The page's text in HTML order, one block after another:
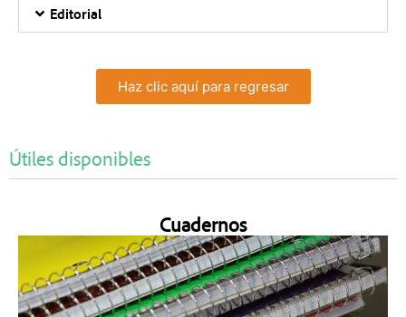
Editorial
Haz clic aquí para regresar
Útiles disponibles
Cuadernos